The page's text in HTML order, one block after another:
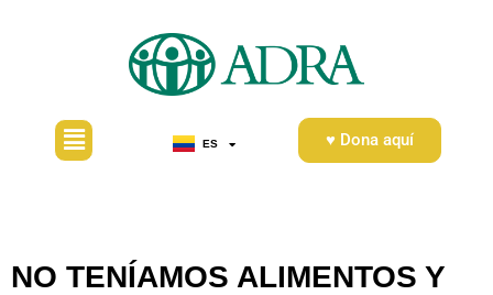
ES
EN ♥ Dona aquí
NO TENÍAMOS ALIMENTOS Y